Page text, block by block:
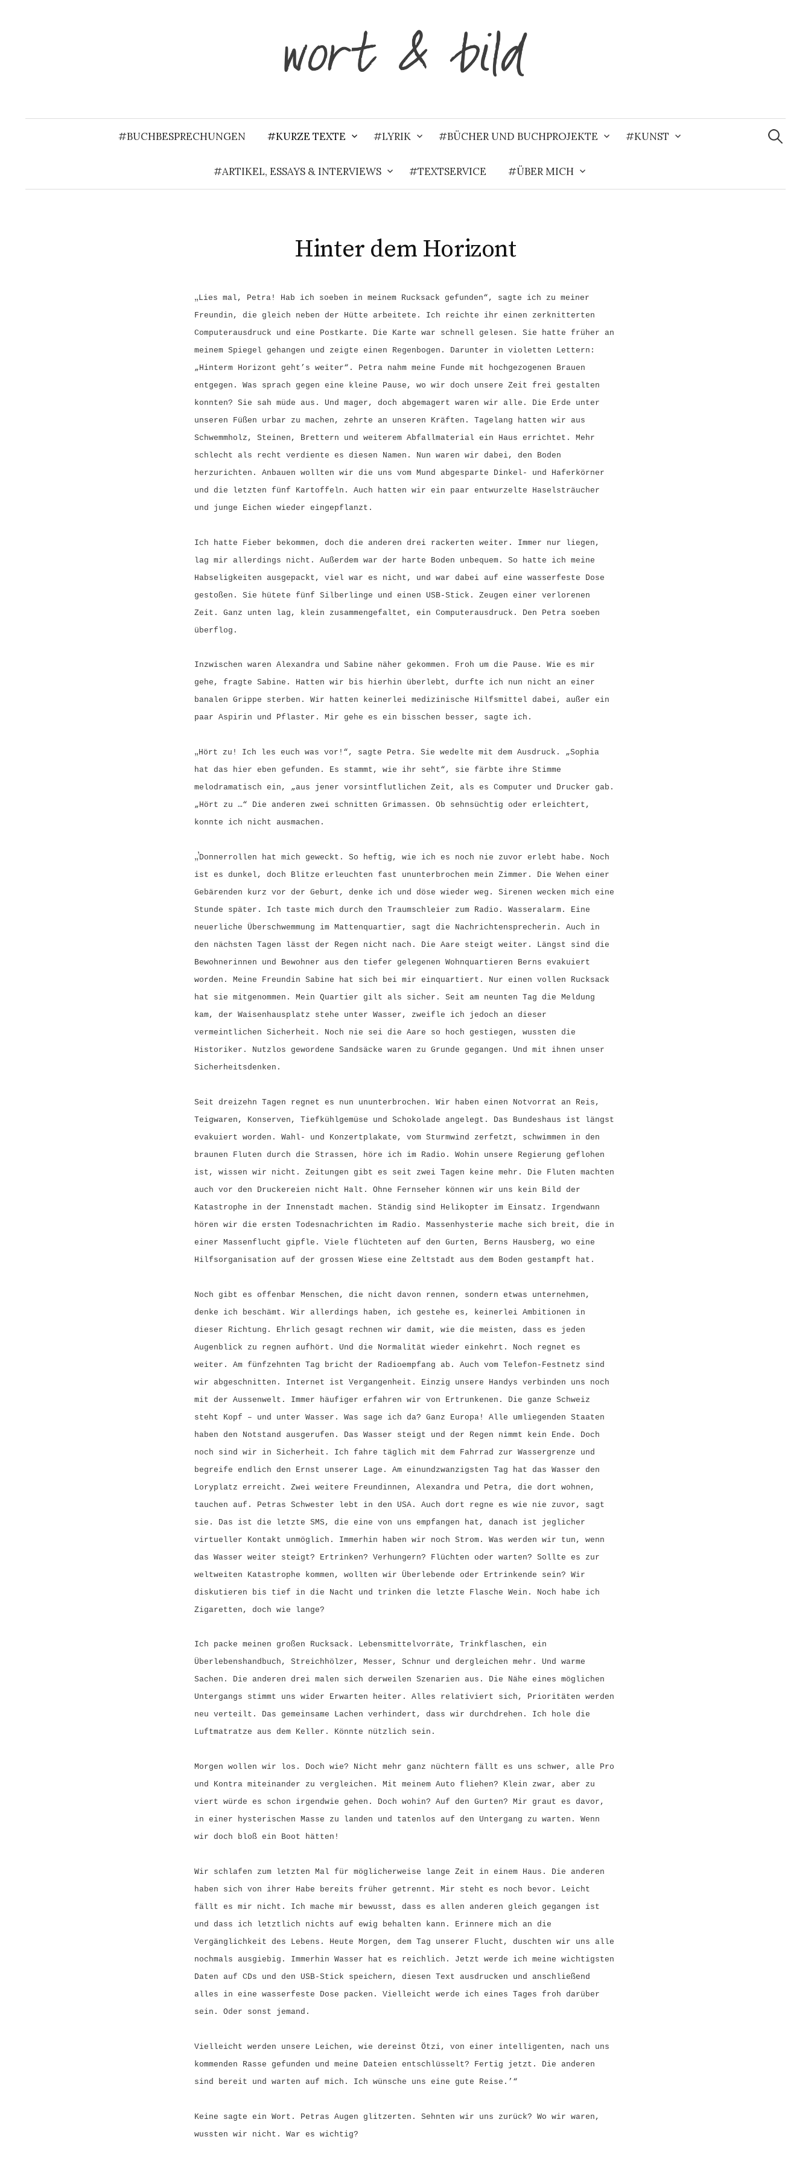
#BUCHBESPRECHUNGEN #KURZE TEXTE #LYRIK #BÜCHER UND BUCHPROJEKTE #KUNST
#ARTIKEL, ESSAYS & INTERVIEWS #TEXTSERVICE #ÜBER MICH
Suche
nach:
Hinter dem Horizont
„ Lies mal, Petra! Hab ich soeben in meinem Rucksack gefunden“, sagte ich zu meiner
Freundin, die gleich neben der Hütte arbeitete. Ich reichte ihr einen zerknitterten
Computerausdruck und eine Postkarte. Die Karte war schnell gelesen. Sie hatte früher an
meinem Spiegel gehangen und zeigte einen Regenbogen. Darunter in violetten Lettern:
„Hinterm Horizont geht’s weiter“. Petra nahm meine Funde mit hochgezogenen Brauen
entgegen. Was sprach gegen eine kleine Pause, wo wir doch unsere Zeit frei gestalten
konnten? Sie sah müde aus. Und mager, doch abgemagert waren wir alle. Die Erde unter
unseren Füßen urbar zu machen, zehrte an unseren Kräften. Tagelang hatten wir aus
Schwemmholz, Steinen, Brettern und weiterem Abfallmaterial ein Haus errichtet. Mehr
schlecht als recht verdiente es diesen Namen. Nun waren wir dabei, den Boden
herzurichten. Anbauen wollten wir die uns vom Mund abgesparte Dinkel- und Haferkörner
und die letzten fünf Kartoffeln. Auch hatten wir ein paar entwurzelte Haselsträucher
und junge Eichen wieder eingepflanzt.
Ich hatte Fieber bekommen, doch die anderen drei rackerten weiter. Immer nur liegen,
lag mir allerdings nicht. Außerdem war der harte Boden unbequem. So hatte ich meine
Habseligkeiten ausgepackt, viel war es nicht, und war dabei auf eine wasserfeste Dose
gestoßen. Sie hütete fünf Silberlinge und einen USB-Stick. Zeugen einer verlorenen
Zeit. Ganz unten lag, klein zusammengefaltet, ein Computerausdruck. Den Petra soeben
überflog.
Inzwischen waren Alexandra und Sabine näher gekommen. Froh um die Pause. Wie es mir
gehe, fragte Sabine. Hatten wir bis hierhin überlebt, durfte ich nun nicht an einer
banalen Grippe sterben. Wir hatten keinerlei medizinische Hilfsmittel dabei, außer ein
paar Aspirin und Pflaster. Mir gehe es ein bisschen besser, sagte ich.
„Hört zu! Ich les euch was vor!“, sagte Petra. Sie wedelte mit dem Ausdruck. „Sophia
hat das hier eben gefunden. Es stammt, wie ihr seht“, sie färbte ihre Stimme
melodramatisch ein, „aus jener vorsintflutlichen Zeit, als es Computer und Drucker gab.
„Hört zu …“ Die anderen zwei schnitten Grimassen. Ob sehnsüchtig oder erleichtert,
konnte ich nicht ausmachen.
„’Donnerrollen hat mich geweckt. So heftig, wie ich es noch nie zuvor erlebt habe. Noch
ist es dunkel, doch Blitze erleuchten fast ununterbrochen mein Zimmer. Die Wehen einer
Gebärenden kurz vor der Geburt, denke ich und döse wieder weg. Sirenen wecken mich eine
Stunde später. Ich taste mich durch den Traumschleier zum Radio. Wasseralarm. Eine
neuerliche Überschwemmung im Mattenquartier, sagt die Nachrichtensprecherin. Auch in
den nächsten Tagen lässt der Regen nicht nach. Die Aare steigt weiter. Längst sind die
Bewohnerinnen und Bewohner aus den tiefer gelegenen Wohnquartieren Berns evakuiert
worden. Meine Freundin Sabine hat sich bei mir einquartiert. Nur einen vollen Rucksack
hat sie mitgenommen. Mein Quartier gilt als sicher. Seit am neunten Tag die Meldung
kam, der Waisenhausplatz stehe unter Wasser, zweifle ich jedoch an dieser
vermeintlichen Sicherheit. Noch nie sei die Aare so hoch gestiegen, wussten die
Historiker. Nutzlos gewordene Sandsäcke waren zu Grunde gegangen. Und mit ihnen unser
Sicherheitsdenken.
Seit dreizehn Tagen regnet es nun ununterbrochen. Wir haben einen Notvorrat an Reis,
Teigwaren, Konserven, Tiefkühlgemüse und Schokolade angelegt. Das Bundeshaus ist längst
evakuiert worden. Wahl- und Konzertplakate, vom Sturmwind zerfetzt, schwimmen in den
braunen Fluten durch die Strassen, höre ich im Radio. Wohin unsere Regierung geflohen
ist, wissen wir nicht. Zeitungen gibt es seit zwei Tagen keine mehr. Die Fluten machten
auch vor den Druckereien nicht Halt. Ohne Fernseher können wir uns kein Bild der
Katastrophe in der Innenstadt machen. Ständig sind Helikopter im Einsatz. Irgendwann
hören wir die ersten Todesnachrichten im Radio. Massenhysterie mache sich breit, die in
einer Massenflucht gipfle. Viele flüchteten auf den Gurten, Berns Hausberg, wo eine
Hilfsorganisation auf der grossen Wiese eine Zeltstadt aus dem Boden gestampft hat.
Noch gibt es offenbar Menschen, die nicht davon rennen, sondern etwas unternehmen,
denke ich beschämt. Wir allerdings haben, ich gestehe es, keinerlei Ambitionen in
dieser Richtung. Ehrlich gesagt rechnen wir damit, wie die meisten, dass es jeden
Augenblick zu regnen aufhört. Und die Normalität wieder einkehrt. Noch regnet es
weiter. Am fünfzehnten Tag bricht der Radioempfang ab. Auch vom Telefon-Festnetz sind
wir abgeschnitten. Internet ist Vergangenheit. Einzig unsere Handys verbinden uns noch
mit der Aussenwelt. Immer häufiger erfahren wir von Ertrunkenen. Die ganze Schweiz
steht Kopf – und unter Wasser. Was sage ich da? Ganz Europa! Alle umliegenden Staaten
haben den Notstand ausgerufen. Das Wasser steigt und der Regen nimmt kein Ende. Doch
noch sind wir in Sicherheit. Ich fahre täglich mit dem Fahrrad zur Wassergrenze und
begreife endlich den Ernst unserer Lage. Am einundzwanzigsten Tag hat das Wasser den
Loryplatz erreicht. Zwei weitere Freundinnen, Alexandra und Petra, die dort wohnen,
tauchen auf. Petras Schwester lebt in den USA. Auch dort regne es wie nie zuvor, sagt
sie. Das ist die letzte SMS, die eine von uns empfangen hat, danach ist jeglicher
virtueller Kontakt unmöglich. Immerhin haben wir noch Strom. Was werden wir tun, wenn
das Wasser weiter steigt? Ertrinken? Verhungern? Flüchten oder warten? Sollte es zur
weltweiten Katastrophe kommen, wollten wir Überlebende oder Ertrinkende sein? Wir
diskutieren bis tief in die Nacht und trinken die letzte Flasche Wein. Noch habe ich
Zigaretten, doch wie lange?
Ich packe meinen großen Rucksack. Lebensmittelvorräte, Trinkflaschen, ein
Überlebenshandbuch, Streichhölzer, Messer, Schnur und dergleichen mehr. Und warme
Sachen. Die anderen drei malen sich derweilen Szenarien aus. Die Nähe eines möglichen
Untergangs stimmt uns wider Erwarten heiter. Alles relativiert sich, Prioritäten werden
neu verteilt. Das gemeinsame Lachen verhindert, dass wir durchdrehen. Ich hole die
Luftmatratze aus dem Keller. Könnte nützlich sein.
Morgen wollen wir los. Doch wie? Nicht mehr ganz nüchtern fällt es uns schwer, alle Pro
und Kontra miteinander zu vergleichen. Mit meinem Auto fliehen? Klein zwar, aber zu
viert würde es schon irgendwie gehen. Doch wohin? Auf den Gurten? Mir graut es davor,
in einer hysterischen Masse zu landen und tatenlos auf den Untergang zu warten. Wenn
wir doch bloß ein Boot hätten!
Wir schlafen zum letzten Mal für möglicherweise lange Zeit in einem Haus. Die anderen
haben sich von ihrer Habe bereits früher getrennt. Mir steht es noch bevor. Leicht
fällt es mir nicht. Ich mache mir bewusst, dass es allen anderen gleich gegangen ist
und dass ich letztlich nichts auf ewig behalten kann. Erinnere mich an die
Vergänglichkeit des Lebens. Heute Morgen, dem Tag unserer Flucht, duschten wir uns alle
nochmals ausgiebig. Immerhin Wasser hat es reichlich. Jetzt werde ich meine wichtigsten
Daten auf CDs und den USB-Stick speichern, diesen Text ausdrucken und anschließend
alles in eine wasserfeste Dose packen. Vielleicht werde ich eines Tages froh darüber
sein. Oder sonst jemand.
Vielleicht werden unsere Leichen, wie dereinst Ötzi, von einer intelligenten, nach uns
kommenden Rasse gefunden und meine Dateien entschlüsselt? Fertig jetzt. Die anderen
sind bereit und warten auf mich. Ich wünsche uns eine gute Reise.’“
Keine sagte ein Wort. Petras Augen glitzerten. Sehnten wir uns zurück? Wo wir waren,
wussten wir nicht. War es wichtig?